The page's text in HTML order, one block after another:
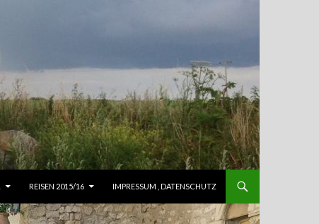
REISEN 2015/16 IMPRESSUM , DATENSCHUTZ